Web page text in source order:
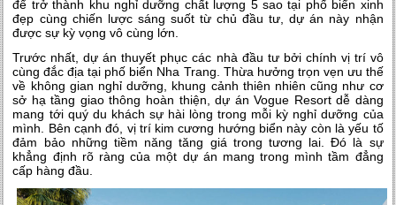
để trở thành khu nghỉ dưỡng chất lượng 5 sao tại phố biển xinh
đẹp cùng chiến lược sáng suốt từ chủ đầu tư, dự án này nhận
được sự kỳ vọng vô cùng lớn.
Trước nhất, dự án thuyết phục các nhà đầu tư bởi chính vị trí vô
cùng đắc địa tại phố biển Nha Trang. Thừa hưởng trọn vẹn ưu thế
về không gian nghỉ dưỡng, khung cảnh thiên nhiên cũng như cơ
sở hạ tầng giao thông hoàn thiện,
dự án Vogue Resortdễ dàng
mang tới quý du khách sự hài lòng trong mỗi kỳ nghỉ dưỡng của
mình. Bên cạnh đó, vị trí kim cương hướng biển này còn là yếu tố
đảm bảo những tiềm năng tăng giá trong tương lai. Đó là sự
khẳng định rõ ràng của một dự án mang trong mình tầm đẳng
cấp hàng đầu.